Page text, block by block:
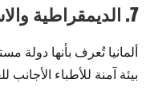
7. الديمقراطية والاستقرار السياسي
ألمانيا تُعرف بأنها دولة
بيئة آمنة للأطباء الأجانب